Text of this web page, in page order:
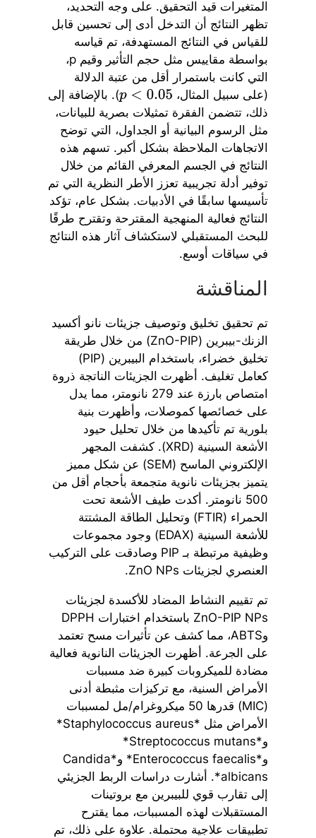
المتغيرات قيد التحقيق. على وجه التحديد،
تظهر النتائج أن التدخل أدى إلى تحسين قابل
للقياس في النتائج المستهدفة، تم قياسه
بواسطة مقاييس مثل حجم التأثير وقيم p،
التي كانت باستمرار أقل من عتبة الدلالة
(على سبيل المثال،
p<0.05
). بالإضافة إلى
ذلك، تتضمن الفقرة تمثيلات بصرية للبيانات،
مثل الرسوم البيانية أو الجداول، التي توضح
الاتجاهات الملاحظة بشكل أكبر. تسهم هذه
النتائج في الجسم المعرفي القائم من خلال
توفير أدلة تجريبية تعزز الأطر النظرية التي تم
تأسيسها سابقًا في الأدبيات. بشكل عام، تؤكد
النتائج فعالية المنهجية المقترحة وتقترح طرقًا
للبحث المستقبلي لاستكشاف آثار هذه النتائج
في سياقات أوسع.
المناقشة
تم تحقيق تخليق وتوصيف جزيئات نانو أكسيد
الزنك-بيبرين (ZnO-PIP) من خلال طريقة
تخليق خضراء، باستخدام البيبرين (PIP)
كعامل تغليف. أظهرت الجزيئات الناتجة ذروة
امتصاص بارزة عند 279 نانومتر، مما يدل
على خصائصها كموصلات، وأظهرت بنية
بلورية تم تأكيدها من خلال تحليل حيود
الأشعة السينية (XRD). كشفت المجهر
الإلكتروني الماسح (SEM) عن شكل مميز
يتميز بجزيئات نانوية متجمعة بأحجام أقل من
500 نانومتر. أكدت طيف الأشعة تحت
الحمراء (FTIR) وتحليل الطاقة المشتتة
للأشعة السينية (EDAX) وجود مجموعات
وظيفية مرتبطة بـ PIP وصادقت على التركيب
العنصري لجزيئات ZnO NPs.
تم تقييم النشاط المضاد للأكسدة لجزيئات
ZnO-PIP NPs باستخدام اختبارات DPPH
وABTS، مما كشف عن تأثيرات مسح تعتمد
على الجرعة. أظهرت الجزيئات النانوية فعالية
مضادة للميكروبات كبيرة ضد مسببات
الأمراض السنية، مع تركيزات مثبطة أدنى
(MIC) قدرها 50 ميكروغرام/مل لمسببات
الأمراض مثل *Staphylococcus aureus*
و*Streptococcus mutans*
و*Enterococcus faecalis* و*Candida
albicans*. أشارت دراسات الربط الجزيئي
إلى تقارب قوي للبيبرين مع بروتينات
المستقبلات لهذه المسببات، مما يقترح
تطبيقات علاجية محتملة. علاوة على ذلك، تم